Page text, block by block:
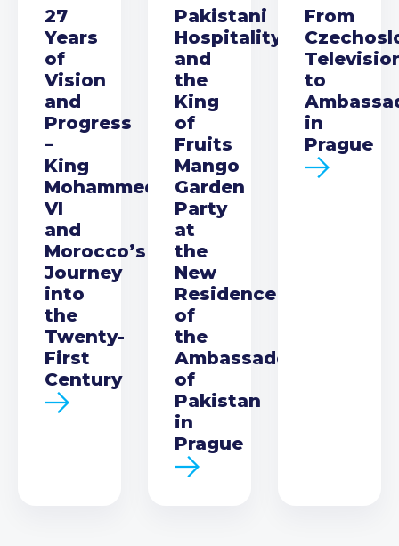
27
Years
of
Vision
and
Progress
–
King
Mohammed
VI
and
Morocco’s
Journey
into
the
Twenty-
First
Century
Pakistani
Hospitality
and
the
King
of
Fruits
Mango
Garden
Party
at
the
New
Residence
of
the
Ambassador
of
Pakistan
in
Prague
From
to
in
Prague